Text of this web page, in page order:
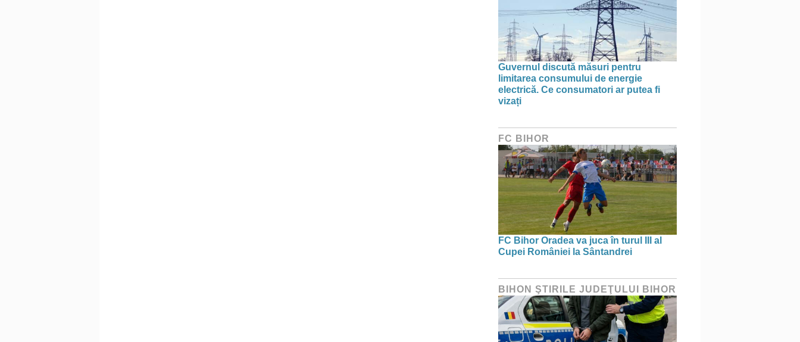
Guvernul discută măsuri pentru
limitarea consumului de energie
electrică. Ce consumatori ar putea fi
vizați
FC BIHOR
FC Bihor Oradea va juca în turul III al
Cupei României la Sântandrei
BIHON ŞTIRILE JUDEŢULUI BIHOR